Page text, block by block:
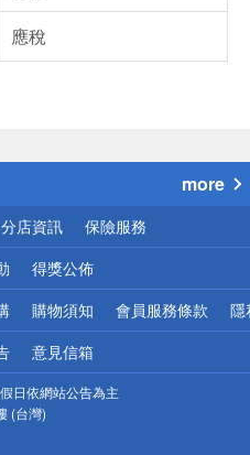
應稅
！
more
分店資訊 保險服務
得獎公佈
購物須知 會員服務條款 隱
意見信箱
日依網站公告為主
(台灣)